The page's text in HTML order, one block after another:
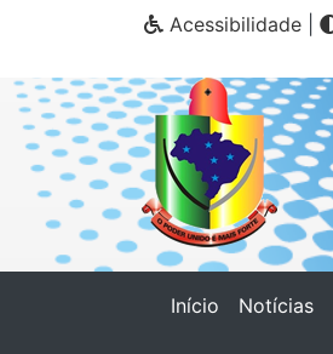
Acessibilidade
Início (current)
Notícias